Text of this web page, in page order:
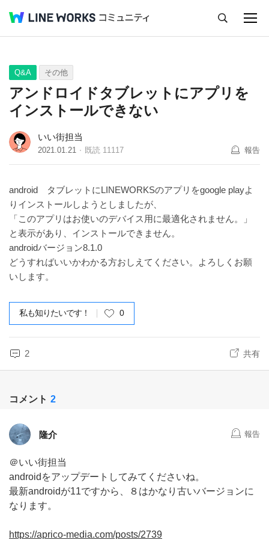
Q&A Tips Ideas
Q&A その他
アンドロイドタブレットにアプリを
インストールできない
いい街担当
2021.01.21 既読 11117 報告
android タブレットにLINEWORKSのアプリをgoogle playよ
りインストールしようとしましたが、
「このアプリはお使いのデバイス用に最適化されません。」
と表示があり、インストールできません。
androidバージョン8.1.0
どうすればいいかわかる方おしえてください。よろしくお願
いします。
私も知りたいです！ 0
2 共有
コメント 2
隆介 報告
＠いい街担当
androidをアップデートしてみてくださいね。
最新androidが11ですから、８はかなり古いバージョンに
なります。
https://aprico-media.com/posts/2739